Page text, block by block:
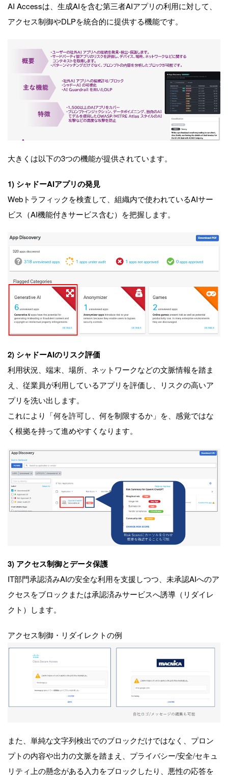
AI Accessは、生成AIを含む第三者AIアプリの利用に対して、
アクセス制御やDLPを統合的に提供する機能です。
大きくは以下の3つの機能が提供されています。
1) シャドーAIアプリの発見
Webトラフィックを検査して、組織内で使われているAIサー
ビス（AI機能付きサービス含む）を把握します。
2) シャドーAIのリスク評価
利用状況、端末、場所、ネットワークなどの文脈情報を踏ま
え、従業員が利用しているアプリを評価し、リスクの高いア
プリを洗い出します。
これにより「何を許可し、何を制限するか」を、感覚ではな
く根拠を持って進めやすくなります。
3) アクセス制御とデータ保護
IT部門承認済みAIの安全な利用を支援しつつ、未承認AIへのア
クセスをブロックまたは承認済みサービスへ誘導（リダイレ
クト）します。
アクセス制御・リダイレクトの例
また、単純な文字列検出でのブロックだけではなく、プロン
プトの内容や出力の文脈を踏まえ、プライバシー/安全/セキュ
リティ上の懸念がある入力をブロックしたり、悪性の応答を